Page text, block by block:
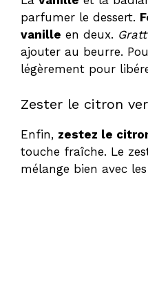
parfumer le dessert.
vanille en deux.
ajouter au beurre.
légèrement pour
Zester le citron
Enfin, zestez le
touche fraîche. Le
mélange bien avec